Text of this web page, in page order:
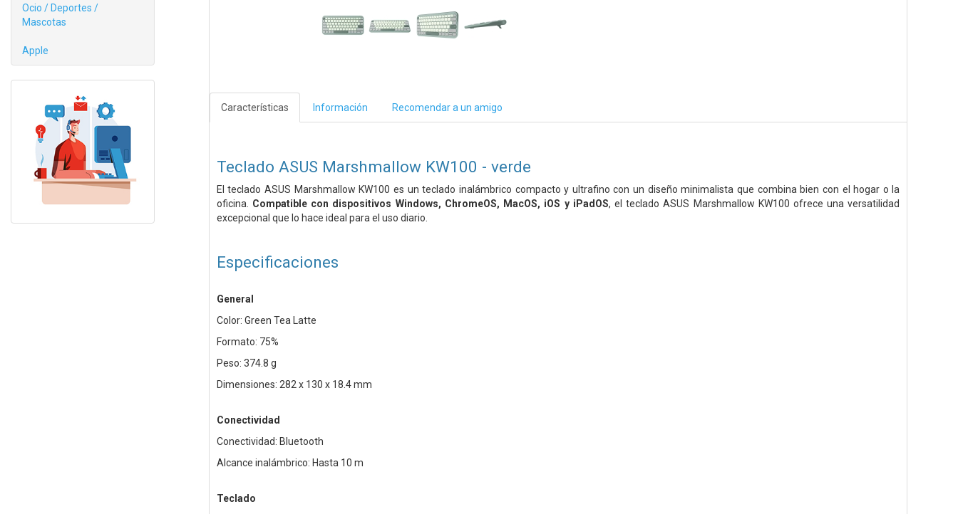
Ocio / Deportes /
Mascotas
Apple
Características Información Recomendar a un amigo
Teclado ASUS Marshmallow KW100 - verde
El teclado ASUS Marshmallow KW100 es un teclado inalámbrico compacto y ultrafino con un diseño minimalista que combina bien con el hogar o la
oficina. Compatible con dispositivos Windows, ChromeOS, MacOS, iOS y iPadOS, el teclado ASUS Marshmallow KW100 ofrece una versatilidad
excepcional que lo hace ideal para el uso diario.
Especificaciones
General
Color: Green Tea Latte
Formato: 75%
Peso: 374.8 g
Dimensiones: 282 x 130 x 18.4 mm
Conectividad
Conectividad: Bluetooth
Alcance inalámbrico: Hasta 10 m
Teclado